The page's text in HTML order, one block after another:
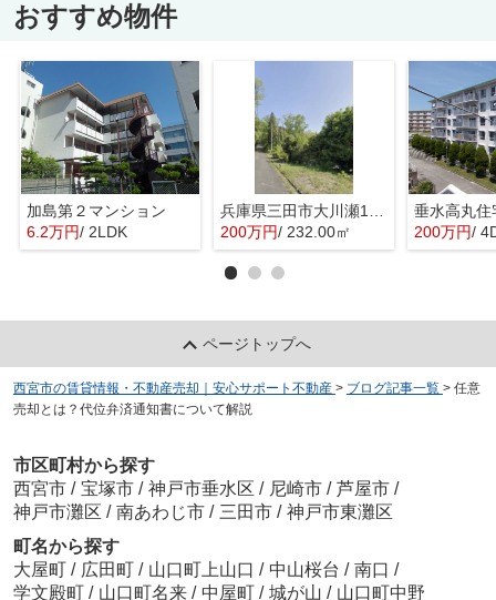
おすすめ物件
加島第２マンション
6.2万円/ 2LDK
兵庫県三田市大川瀬1451-100
200万円/ 232.00㎡
垂水高丸住
200万円/
ページトップへ
西宮市の賃貸情報・不動産売却｜安心サポート不動産 > ブログ記事一覧 > 任意
売却とは？代位弁済通知書について解説
市区町村から探す
西宮市 / 宝塚市 / 神戸市垂水区 / 尼崎市 / 芦屋市 /
神戸市灘区 / 南あわじ市 / 三田市 / 神戸市東灘区
町名から探す
大屋町 / 広田町 / 山口町上山口 / 中山桜台 / 南口 /
学文殿町 / 山口町名来 / 中屋町 / 城が山 / 山口町中野